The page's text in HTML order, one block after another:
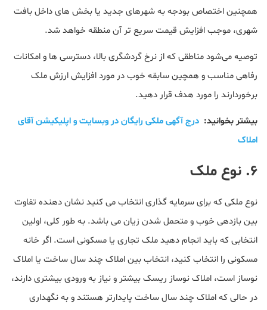
همچنین اختصاص بودجه به شهرهای جدید یا بخش های داخل بافت
شهری، موجب افزایش قیمت سریع تر آن منطقه خواهد شد.
توصیه می‌شود مناطقی که از نرخ‌ گردشگری بالا، دسترسی ها و امکانات
رفاهی مناسب و همچین سابقه خوب در مورد افزایش ارزش ملک
برخوردارند را مورد هدف قرار دهید.
بیشتر بخوانید: درج آگهی ملکی رایگان در وبسایت و اپلیکیشن آقای
املاک
۶. نوع ملک
نوع ملکی که برای سرمایه گذاری انتخاب می کنید نشان دهنده تفاوت
بین بازدهی خوب و متحمل شدن زیان می باشد. به طور کلی، اولین
انتخابی که باید انجام دهید ملک تجاری یا مسکونی است. اگر خانه
مسکونی را انتخاب کنید، انتخاب بین املاک چند سال ساخت یا املاک
نوساز است، املاک نوساز ریسک بیشتر و نیاز به ورودی بیشتری دارند،
در حالی که املاک چند سال ساخت پایدارتر هستند و به نگهداری